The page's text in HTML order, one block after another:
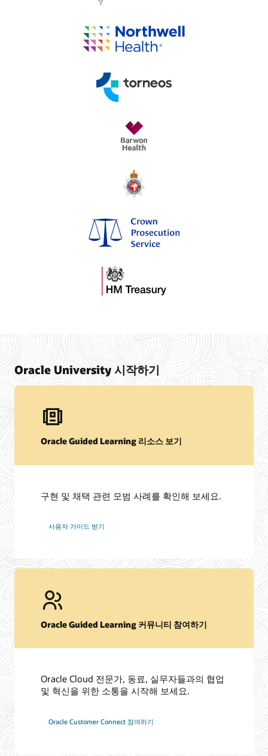
Oracle University 시작하기
Oracle Guided Learning 리소스 보기
구현 및 채택 관련 모범 사례를 확인해 보세요.
사용자 가이드 받기
Oracle Guided Learning 커뮤니티 참여하기
Oracle Cloud 전문가, 동료, 실무자들과의 협업
및 혁신을 위한 소통을 시작해 보세요.
Oracle Customer Connect 참여하기